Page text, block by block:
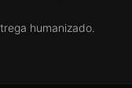
humanizado.